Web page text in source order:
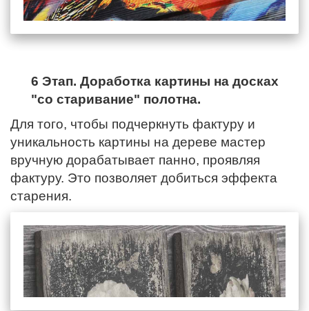
6 Этап. Доработка картины на досках
"со старивание" полотна.
Для того, чтобы подчеркнуть фактуру и
уникальность картины на дереве мастер
вручную дорабатывает панно, проявляя
фактуру. Это позволяет добиться эффекта
старения.